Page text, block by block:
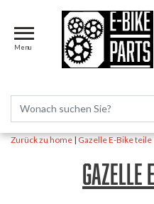
Menu
Zurück zu home|Gazelle E-Bike teile
Gazelle